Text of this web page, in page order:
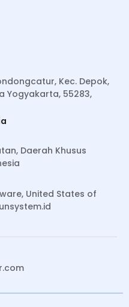
Kec. Depok,
Yogyakarta, 55283,
Daerah Khusus
United States of